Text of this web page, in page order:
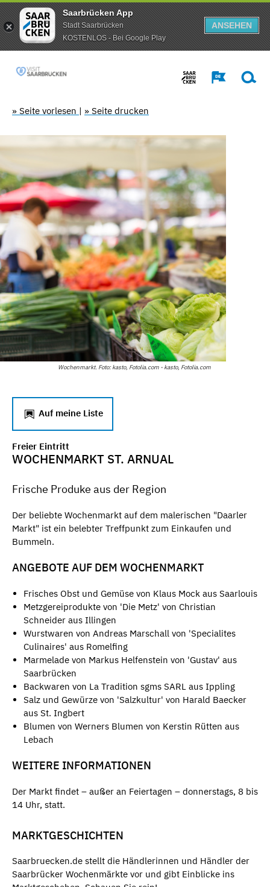
Saarbrücken App
Stadt Saarbrücken
KOSTENLOS - Bei Google Play
ANSEHEN
» Seite vorlesen | » Seite drucken
Wochenmarkt. Foto: kasto, Fotolia.com - kasto, Fotolia.com
Auf meine Liste
Freier Eintritt
WOCHENMARKT ST. ARNUAL
Frische Produke aus der Region
Der beliebte Wochenmarkt auf dem malerischen "Daarler
Markt" ist ein belebter Treffpunkt zum Einkaufen und
Bummeln.
ANGEBOTE AUF DEM WOCHENMARKT
Frisches Obst und Gemüse von Klaus Mock aus Saarlouis
Metzgereiprodukte von 'Die Metz' von Christian
Schneider aus Illingen
Wurstwaren von Andreas Marschall von 'Specialites
Culinaires' aus Romelfing
Marmelade von Markus Helfenstein von 'Gustav' aus
Saarbrücken
Backwaren von La Tradition sgms SARL aus Ippling
Salz und Gewürze von 'Salzkultur' von Harald Baecker
aus St. Ingbert
Blumen von Werners Blumen von Kerstin Rütten aus
Lebach
WEITERE INFORMATIONEN
Der Markt findet – außer an Feiertagen – donnerstags, 8 bis
14 Uhr, statt.
MARKTGESCHICHTEN
Saarbruecken.de stellt die Händlerinnen und Händler der
Saarbrücker Wochenmärkte vor und gibt Einblicke ins